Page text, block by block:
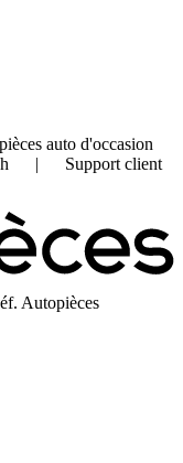
auto d'occasion
| Support client
Autopièces